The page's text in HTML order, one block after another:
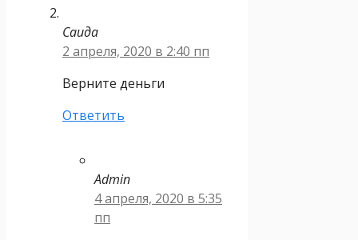
Саида
2 апреля, 2020 в 2:40 пп
Верните деньги
Ответить
Admin
4 апреля, 2020 в 5:35
пп